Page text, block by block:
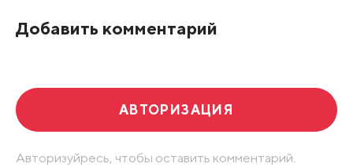
Добавить комментарий
АВТОРИЗАЦИЯ
Авторизуйресь, чтобы оставить комментарий.